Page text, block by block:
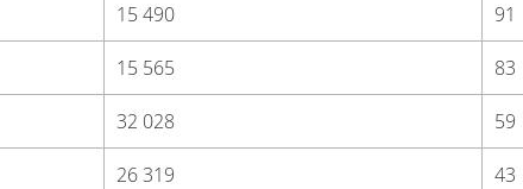
15 490 91
15 565 83
32 028 59
26 319 43